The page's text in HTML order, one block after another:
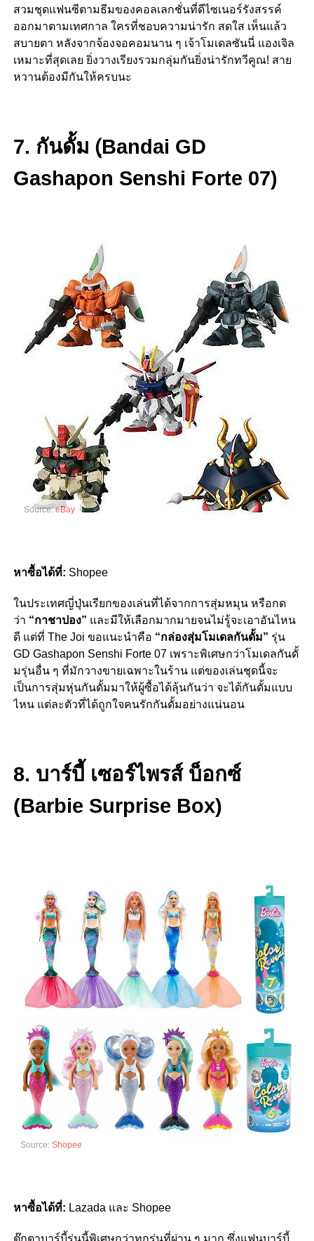
สวมชุดแฟนซีตามธีมของคอลเลกชั่นที่ดีไซเนอร์รังสรรค์
ออกมาตามเทศกาล ใครที่ชอบความน่ารัก สดใส เห็นแล้ว
สบายตา หลังจากจ้องจอคอมนาน ๆ เจ้าโมเดลซันนี่ แองเจิล
เหมาะที่สุดเลย ยิ่งวางเรียงรวมกลุ่มกันยิ่งน่ารักทวีคูณ! สาย
หวานต้องมีกันให้ครบนะ
7. กันดั้ม (ฺBandai GD
Gashapon Senshi Forte 07)
Source:eBay
หาซื้อได้ที่: Shopee
ในประเทศญี่ปุ่นเรียกของเล่นที่ได้จากการสุ่มหมุน หรือกด
ว่า “กาชาปอง” และมีให้เลือกมากมายจนไม่รู้จะเอาอันไหน
ดี แต่ที่ The Joi ขอแนะนำคือ “กล่องสุ่มโมเดลกันดั้ม” รุ่น
GD Gashapon Senshi Forte 07เพราะพิเศษกว่าโมเดลกันดั้
มรุ่นอื่น ๆ ที่มักวางขายเฉพาะในร้าน แต่ของเล่นชุดนี้จะ
เป็นการสุ่มหุ่นกันดั้มมาให้ผู้ซื้อได้ลุ้นกันว่า จะได้กันดั้มแบบ
ไหน แต่ละตัวที่ได้ถูกใจคนรักกันดั้มอย่างแน่นอน
8. บาร์บี้ เซอร์ไพรส์ บ็อกซ์
(Barbie Surprise Box)
Source: Shopee
หาซื้อได้ที่: Lazada และ Shopee
ตุ๊กตาบาร์บี้รุ่นนี้พิเศษกว่าทุกรุ่นที่ผ่าน ๆ มาก ซึ่งแฟนบาร์บี้